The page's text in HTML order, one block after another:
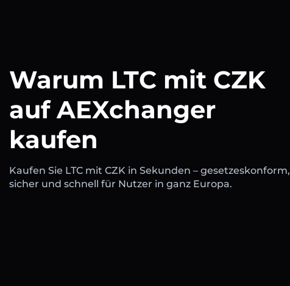
Warum LTC mit CZK
auf AEXchanger
kaufen
Kaufen Sie LTC mit CZK in Sekunden – gesetzeskonform,
sicher und schnell für Nutzer in ganz Europa.